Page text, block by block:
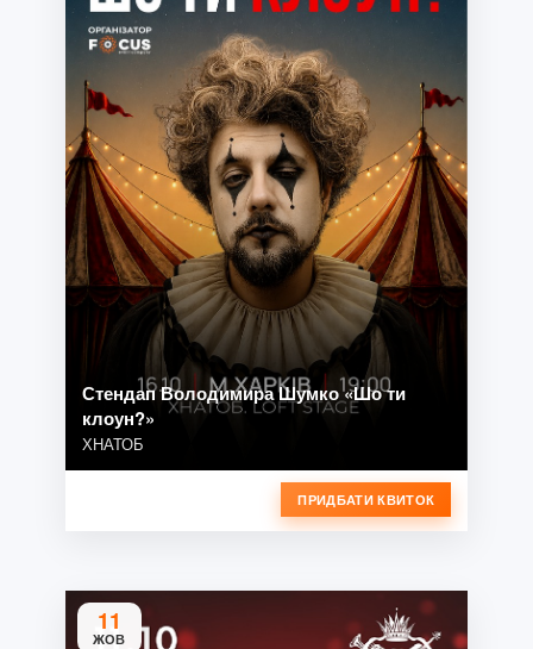
Стендап Володимира Шумко «Шо ти
клоун?»
ХНАТОБ
ПРИДБАТИ КВИТОК
11
ЖОВ